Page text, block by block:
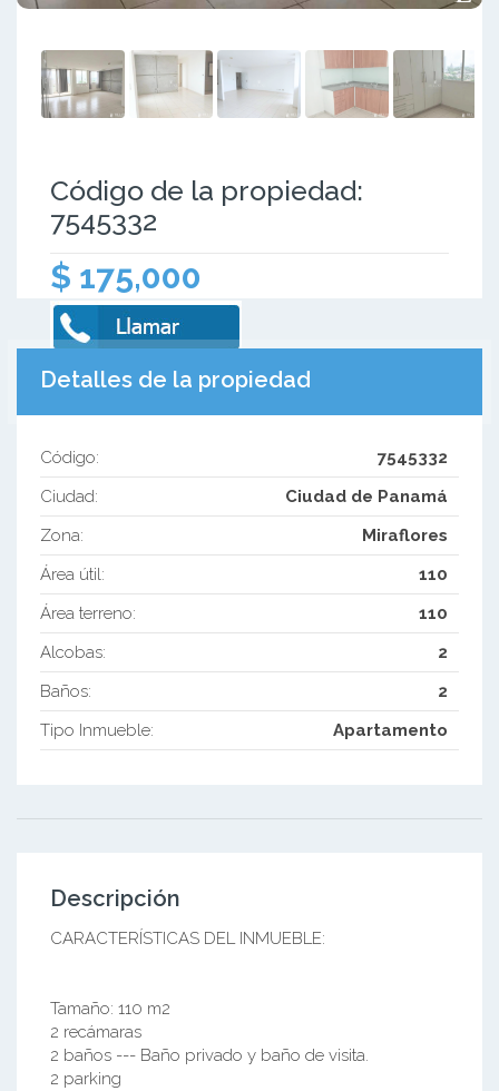
Código de la propiedad:
7545332
$ 175,000
Detalles de la propiedad
Código:
7545332
Ciudad:
Ciudad de Panamá
Zona:
Miraflores
Área útil:
110
Área terreno:
110
Alcobas:
2
Baños:
2
Tipo Inmueble:
Apartamento
Descripción
CARACTERÍSTICAS DEL INMUEBLE:
Tamaño: 110 m2
2 recámaras
2 baños --- Baño privado y baño de visita.
2 parking